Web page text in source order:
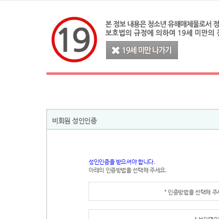
비회원 성인인증
성인인증을 받으셔야 합니다.
아래의 인증방법을 선택해 주세요.
* 인증방법을 선택해